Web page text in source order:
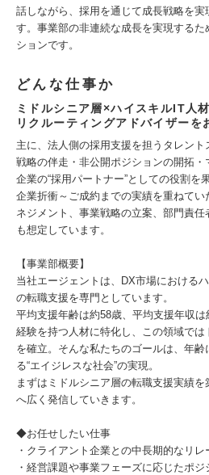
話しながら、採用を通じて成長戦略を実
す。事業部の非連続な成長を実現する
ションです。
どんな仕事か
ミドルシニア層×ハイスキルIT人
リクルーティングアドバイザーを
主に、法人側の採用支援を担うタレン
戦略の伴走・非公開ポジションの開拓・
企業の“採用パートナー”としての役割を
企業折衝～ご成約までの実績を重ねて
ネジメント、事業戦略の立案、部門責
も想定しています。
【事業部概要】
当社エージェントは、DX市場における
の転職支援を専門としています。
平均支援年齢は約58歳、平均支援年収
経験を持つ人材に特化し、この領域で
を確立。そんな私たちのゴールは、年齢
る“エイジレスな社会”の実現。
まずはミドルシニア層の転職支援実績
へ広く発信していきます。
◆お任せしたい仕事
・クライアント企業との中長期的なリ
・経営課題や事業フェーズに応じたポ